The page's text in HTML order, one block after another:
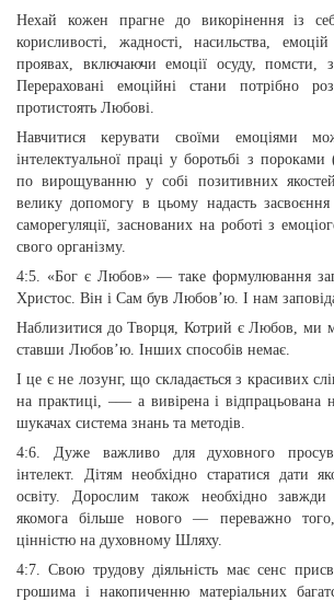
Нехай кожен прагне до викорінення із
корисливості, жадності, насильства,
проявах, включаючи емоції осуду, помсти,
Перераховані емоційні стани потрібно
протистоять Любові.
Навчитися керувати своїми емоціями
інтелектуальної праці у боротьбі з
по вирощуванню у собі позитивних
велику допомогу в цьому надасть
саморегуляції, заснованих на роботі з
свого організму.
4:5. «Бог є Любов» — таке формулювання
Христос. Він і Сам був Любов’ю. І нам
Наблизитися до Творця, Котрий є Любов, ми
ставши Любов’ю. Інших способів немає.
І це є не лозунг, що складається з красивих
на практиці, –— а вивірена і відпрацьована
шукачах система знань та методів.
4:6. Дуже важливо для духовного
інтелект. Дітям необхідно старатися дати
освіту. Дорослим також необхідно завжди
якомога більше нового — переважно
цінністю на духовному Шляху.
4:7. Свою трудову діяльність має сенс
грошима і накопиченню матеріальних